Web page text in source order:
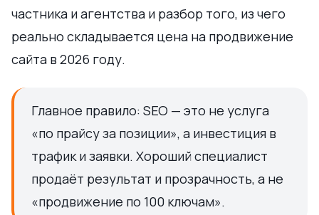
частника и агентства и разбор того, из чего
реально складывается цена на продвижение
сайта в 2026 году.
Главное правило: SEO — это не услуга
«по прайсу за позиции», а инвестиция в
трафик и заявки. Хороший специалист
продаёт результат и прозрачность, а не
«продвижение по 100 ключам».